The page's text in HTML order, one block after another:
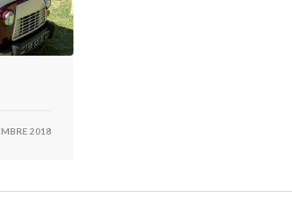
2018